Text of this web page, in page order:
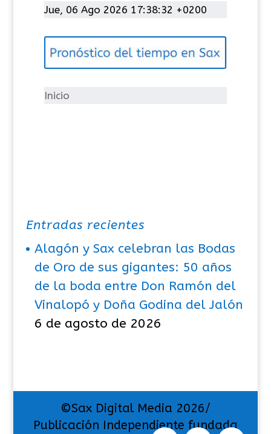
t
g
í
Jue, 06 Ago 2026 17:38:32 +0200
Inicio
Entradas recientes
Alagón y Sax celebran las Bodas
de Oro de sus gigantes: 50 años
de la boda entre Don Ramón del
Vinalopó y Doña Godina del Jalón
6 de agosto de 2026
©Sax Digital Media 2026/
Publicación Independiente fundada